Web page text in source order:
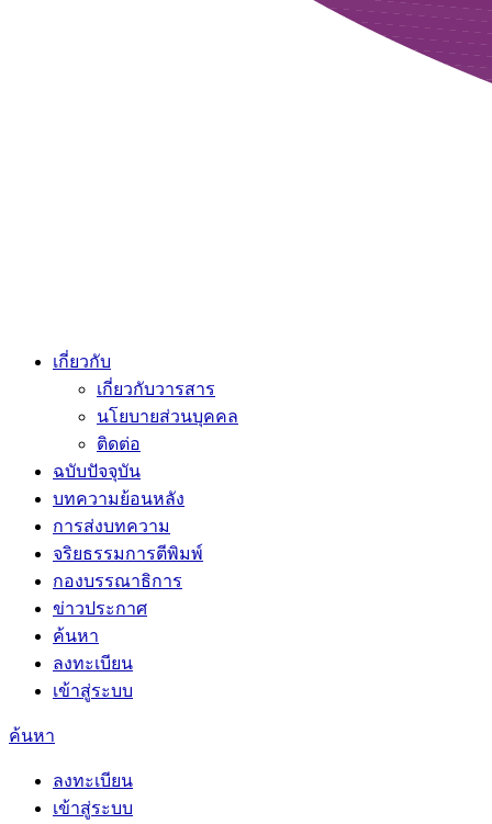
เกี่ยวกับ
เกี่ยวกับวารสาร
นโยบายส่วนบุคคล
ติดต่อ
ฉบับปัจจุบัน
บทความย้อนหลัง
การส่งบทความ
จริยธรรมการตีพิมพ์
กองบรรณาธิการ
ข่าวประกาศ
ค้นหา
ลงทะเบียน
เข้าสู่ระบบ
ค้นหา
ลงทะเบียน
เข้าสู่ระบบ